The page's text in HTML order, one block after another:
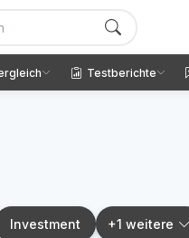
Testberichte
Investment +1 weitere